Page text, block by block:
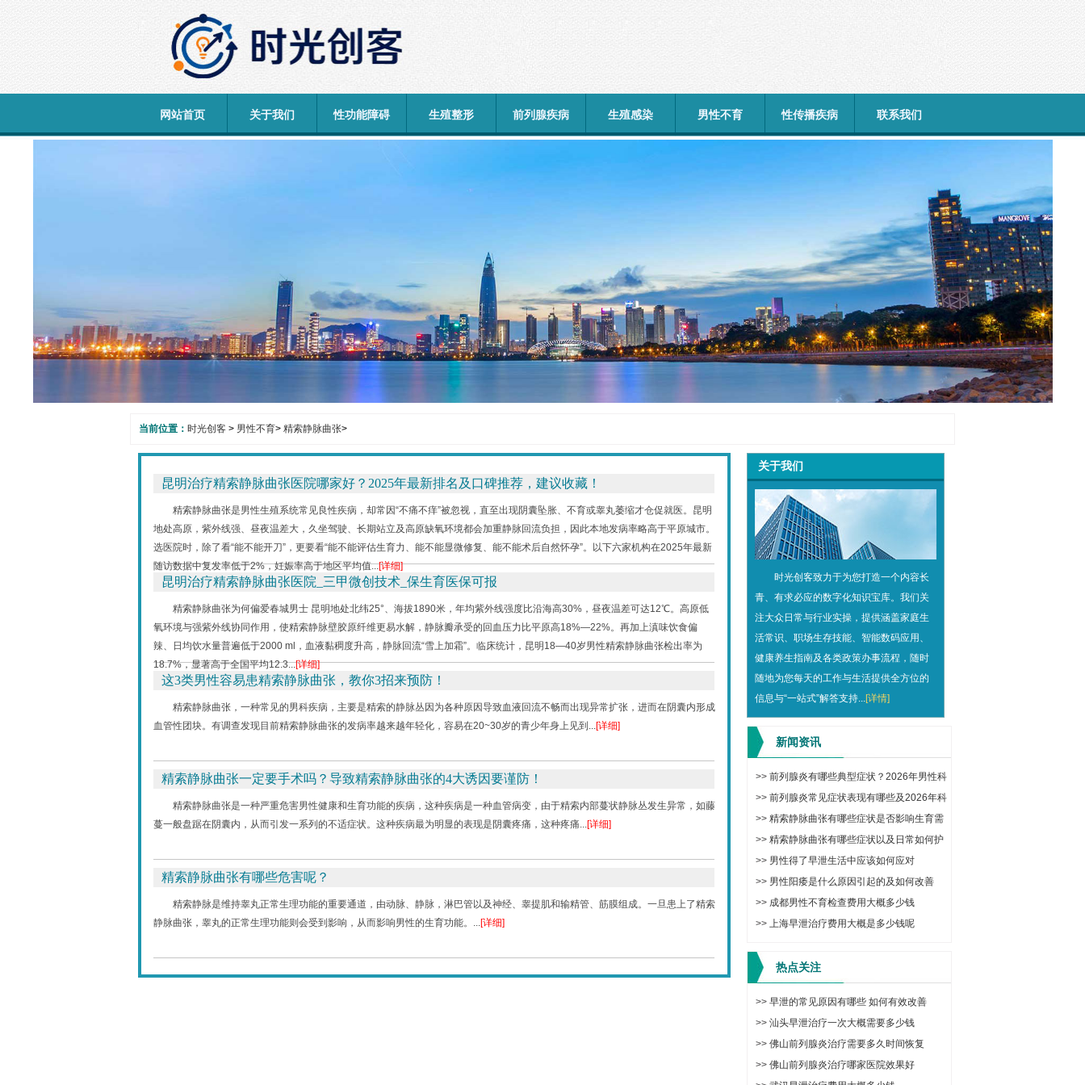
网站首页 关于我们 性功能障碍 生殖整形 前列腺疾病 生殖感染 男性不育 性传播疾病 联系我们
当前位置： 时光创客 > 男性不育> 精索静脉曲张>
昆明治疗精索静脉曲张医院哪家好？2025年最新排名及口碑推荐，建议收藏！
精索静脉曲张是男性生殖系统常见良性疾病，却常因“不痛不痒”被忽视，直至出现阴囊坠胀、不育或睾丸萎缩才仓促就医。昆明
地处高原，紫外线强、昼夜温差大，久坐驾驶、长期站立及高原缺氧环境都会加重静脉回流负担，因此本地发病率略高于平原城市。
选医院时，除了看“能不能开刀”，更要看“能不能评估生育力、能不能显微修复、能不能术后自然怀孕”。以下六家机构在2025年最新
随访数据中复发率低于2%，妊娠率高于地区平均值...[详细]
昆明治疗精索静脉曲张医院_三甲微创技术_保生育医保可报
精索静脉曲张为何偏爱春城男士 昆明地处北纬25°、海拔1890米，年均紫外线强度比沿海高30%，昼夜温差可达12℃。高原低
氧环境与强紫外线协同作用，使精索静脉壁胶原纤维更易水解，静脉瓣承受的回血压力比平原高18%—22%。再加上滇味饮食偏
辣、日均饮水量普遍低于2000 ml，血液黏稠度升高，静脉回流“雪上加霜”。临床统计，昆明18—40岁男性精索静脉曲张检出率为
18.7%，显著高于全国平均12.3...[详细]
这3类男性容易患精索静脉曲张，教你3招来预防！
精索静脉曲张，一种常见的男科疾病，主要是精索的静脉丛因为各种原因导致血液回流不畅而出现异常扩张，进而在阴囊内形成
血管性团块。有调查发现目前精索静脉曲张的发病率越来越年轻化，容易在20~30岁的青少年身上见到... [详细]
精索静脉曲张一定要手术吗？导致精索静脉曲张的4大诱因要谨防！
精索静脉曲张是一种严重危害男性健康和生育功能的疾病，这种疾病是一种血管病变，由于精索内部蔓状静脉丛发生异常，如藤
蔓一般盘踞在阴囊内，从而引发一系列的不适症状。这种疾病最为明显的表现是阴囊疼痛，这种疼痛... [详细]
精索静脉曲张有哪些危害呢？
精索静脉是维持睾丸正常生理功能的重要通道，由动脉、静脉，淋巴管以及神经、睾提肌和输精管、筋膜组成。一旦患上了精索
静脉曲张，睾丸的正常生理功能则会受到影响，从而影响男性的生育功能。... [详细]
关于我们
时光创客致力于为您打造一个内容长
青、有求必应的数字化知识宝库。我们关
注大众日常与行业实操，提供涵盖家庭生
活常识、职场生存技能、智能数码应用、
健康养生指南及各类政策办事流程，随时
随地为您每天的工作与生活提供全方位的
信息与“一站式”解答支持... [详情]
新闻资讯
>> 前列腺炎有哪些典型症状？2026年男性科
学治疗与日常调理方法
>> 前列腺炎常见症状表现有哪些及2026年科
学治疗与预防方法
>> 精索静脉曲张有哪些症状是否影响生育需
要手术吗
>> 精索静脉曲张有哪些症状以及日常如何护
理改善
>> 男性得了早泄生活中应该如何应对
>> 男性阳痿是什么原因引起的及如何改善
>> 成都男性不育检查费用大概多少钱
>>
上海早泄治疗费用大概是多少钱呢
热点关注
>> 早泄的常见原因有哪些 如何有效改善
>> 汕头早泄治疗一次大概需要多少钱
>> 佛山前列腺炎治疗需要多久时间恢复
>> 佛山前列腺炎治疗哪家医院效果好